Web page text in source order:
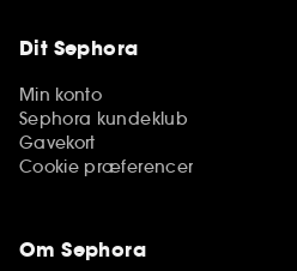
Dit Sephora
Min konto
Sephora kundeklub
Gavekort
Cookie præferencer
Om Sephora